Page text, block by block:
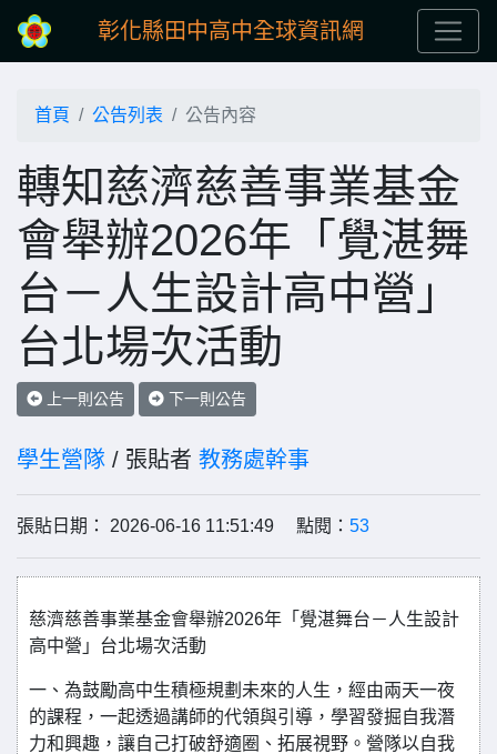
彰化縣田中高中全球資訊網
首頁 公告列表 公告內容
轉知慈濟慈善事業基金
會舉辦2026年「覺湛舞
台－人生設計高中營」
台北場次活動
上一則公告 下一則公告
學生營隊 / 張貼者 教務處幹事
張貼日期： 2026-06-16 11:51:49 點閱： 53
慈濟慈善事業基金會舉辦2026年「覺湛舞台－人生設計
高中營」台北場次活動
一、為鼓勵高中生積極規劃未來的人生，經由兩天一夜
的課程，一起透過講師的代領與引導，學習發掘自我潛
力和興趣，讓自己打破舒適圈、拓展視野。營隊以自我